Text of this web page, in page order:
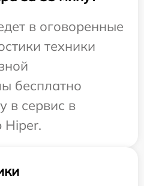
в оговоренные
техники
бесплатно
в сервис в
Hiper.